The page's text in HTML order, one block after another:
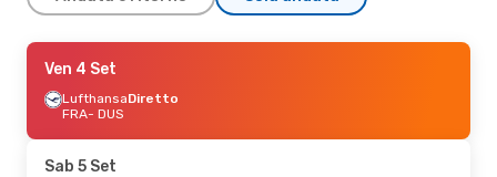
Mar 8 Set
LufthansaDiretto
FRA- DUS
DUS- FRA
Ven 4 Set
LufthansaDiretto
FRA- DUS
Sab 5 Set